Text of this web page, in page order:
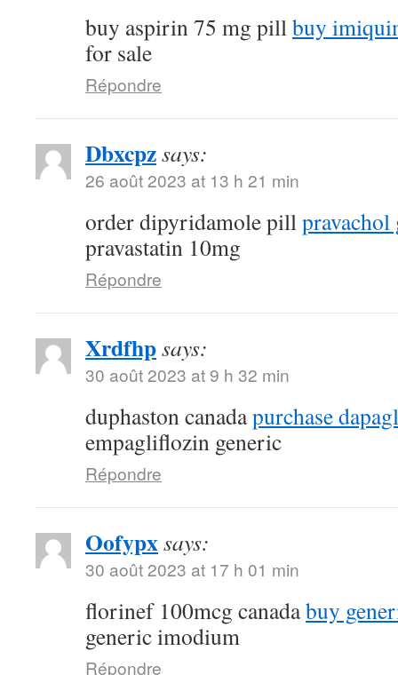
buy aspirin 75 mg pillbuy
for sale
Répondre
Dbxcpzsays:
26 août 2023 at 13 h 21 min
order dipyridamole pillpravachol
pravastatin 10mg
Répondre
Xrdfhpsays:
30 août 2023 at 9 h 32 min
duphaston canadapurchase
empagliflozin generic
Répondre
Oofypxsays:
30 août 2023 at 17 h 01 min
florinef 100mcg canadabuy
generic imodium
Répondre